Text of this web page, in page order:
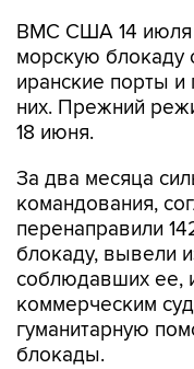
ВМС США 14 июля
морскую блокаду
иранские порты
них. Прежний
18 июня.
За два месяца
командования,
перенаправили
блокаду, вывели
соблюдавших ее,
коммерческим
гуманитарную
блокады.